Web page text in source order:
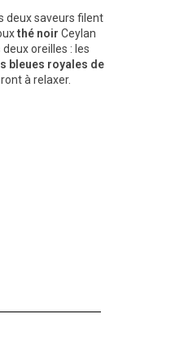
deux saveurs filent
thé noir Ceylan
oreilles : les
bleues royales de
à relaxer.